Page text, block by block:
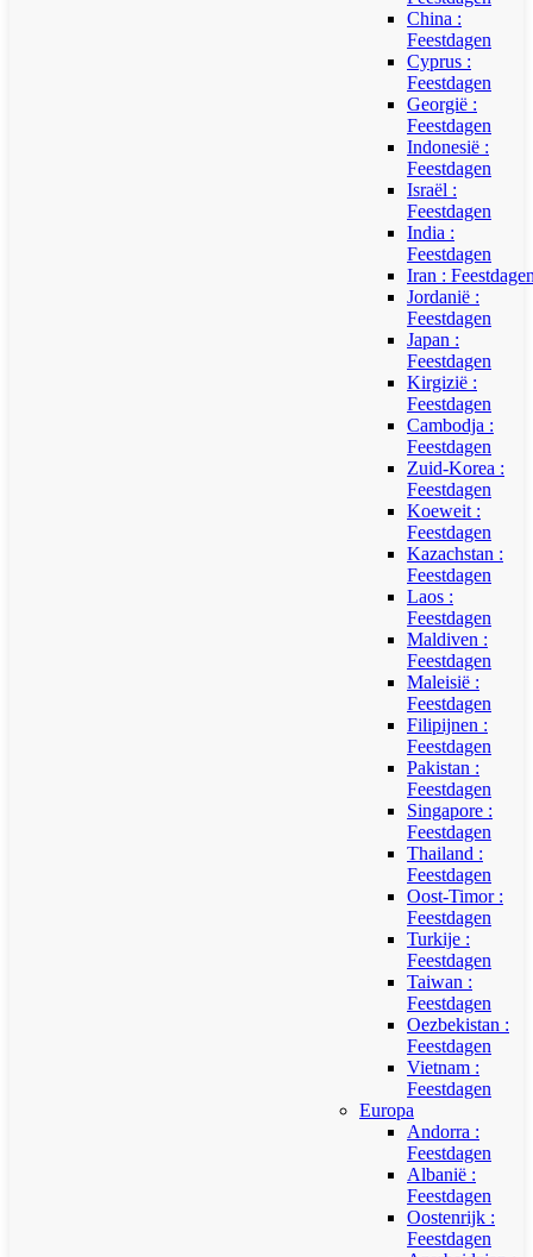
China :
Feestdagen
Cyprus :
Feestdagen
Georgië :
Feestdagen
Indonesië :
Feestdagen
Israël :
Feestdagen
India :
Feestdagen
Iran :
Jordanië :
Feestdagen
Japan :
Feestdagen
Kirgizië :
Feestdagen
Cambodja :
Feestdagen
Zuid-Korea :
Feestdagen
Koeweit :
Feestdagen
Kazachstan :
Feestdagen
Laos :
Feestdagen
Maldiven :
Feestdagen
Maleisië :
Feestdagen
Filipijnen :
Feestdagen
Pakistan :
Feestdagen
Singapore :
Feestdagen
Thailand :
Feestdagen
Oost-Timor :
Feestdagen
Turkije :
Feestdagen
Taiwan :
Feestdagen
Oezbekistan :
Feestdagen
Vietnam :
Feestdagen
Europa
Andorra :
Feestdagen
Albanië :
Feestdagen
Oostenrijk :
Feestdagen